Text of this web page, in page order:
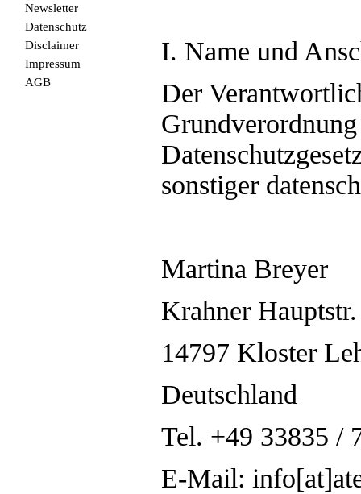
Newsletter
Datenschutz
Disclaimer
Impressum
AGB
I. Name und
Der
sonstiger
Martina Breyer
Krahner
14797 Kloster
Deutschland
Tel. +49 33835 /
E-Mail: